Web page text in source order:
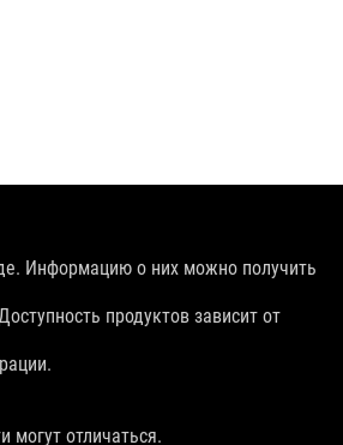
Информацию о них можно получить
продуктов зависит от
могут отличаться.